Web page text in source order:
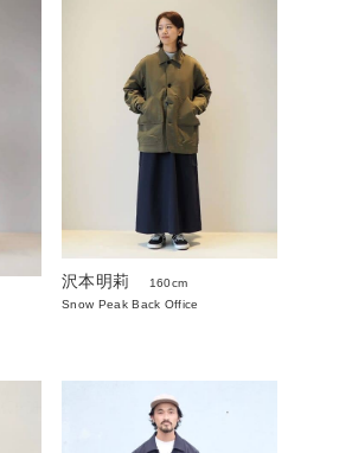
沢本明莉
160cm
Snow Peak Back Office